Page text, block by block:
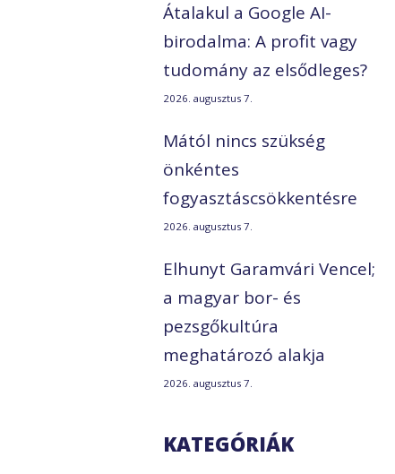
Átalakul a Google AI-
birodalma: A profit vagy
tudomány az elsődleges?
2026. augusztus 7.
Mától nincs szükség
önkéntes
fogyasztáscsökkentésre
2026. augusztus 7.
Elhunyt Garamvári Vencel;
a magyar bor- és
pezsgőkultúra
meghatározó alakja
2026. augusztus 7.
KATEGÓRIÁK